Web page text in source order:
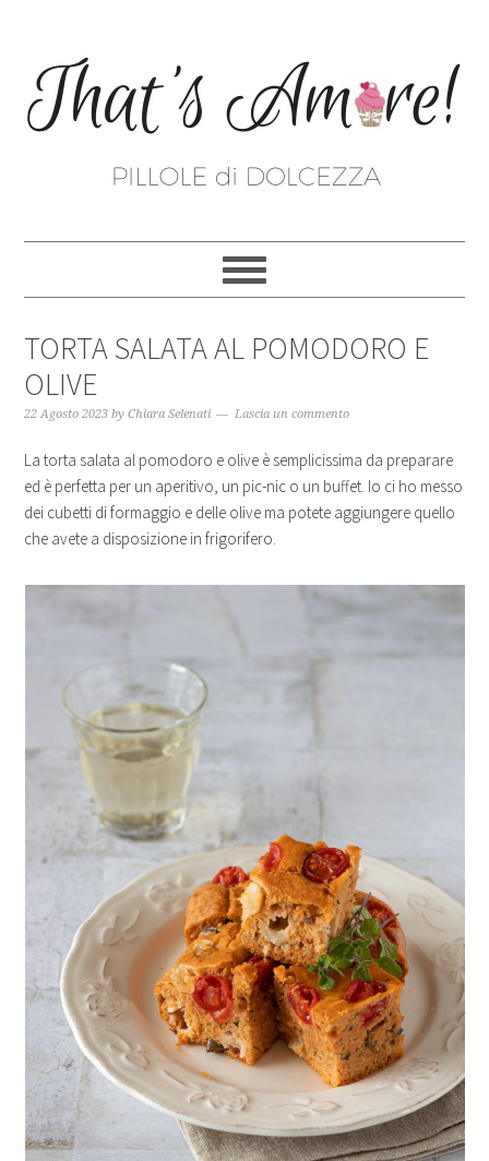
TORTA SALATA AL POMODORO E
OLIVE
22 Agosto 2023 byChiara Selenati Lascia un commento
La torta salata al pomodoro e olive è semplicissima da preparare
ed è perfetta per un aperitivo, un pic-nic o un buffet. Io ci ho messo
dei cubetti di formaggio e delle olive ma potete aggiungere quello
che avete a disposizione in frigorifero.